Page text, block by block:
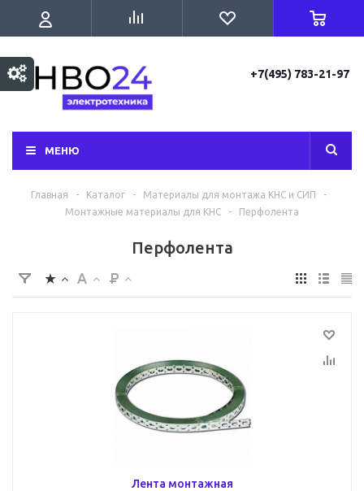
+7(495) 783-21-97
МЕНЮ
Главная - Каталог - Материалы для монтажа КНС и СИП
-
Монтажные материалы для КНС
- Перфолента
Перфолента
Лента монтажная